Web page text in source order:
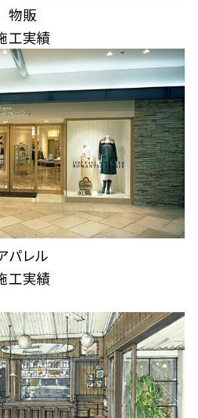
物販
工実績
パレル
工実績